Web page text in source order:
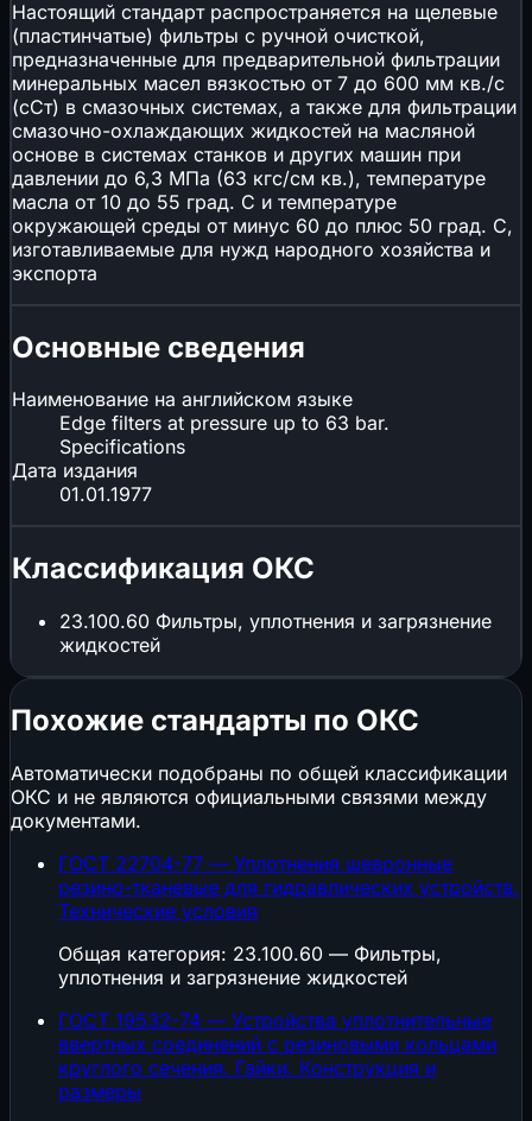
Настоящий стандарт распространяется на щелевые
(пластинчатые) фильтры с ручной очисткой,
предназначенные для предварительной фильтрации
минеральных масел вязкостью от 7 до 600 мм кв./с
(сСт) в смазочных системах, а также для фильтрации
смазочно-охлаждающих жидкостей на масляной
основе в системах станков и других машин при
давлении до 6,3 МПа (63 кгс/см кв.), температуре
масла от 10 до 55 град. С и температуре
окружающей среды от минус 60 до плюс 50 град. С,
изготавливаемые для нужд народного хозяйства и
экспорта
Основные сведения
Наименование на английском языке
Edge filters at pressure up to 63 bar.
Specifications
Дата издания
01.01.1977
Классификация ОКС
23.100.60 Фильтры, уплотнения и загрязнение
жидкостей
Похожие стандарты по ОКС
Автоматически подобраны по общей классификации
ОКС и не являются официальными связями между
документами.
ГОСТ 22704-77 — Уплотнения шевронные
резино-тканевые для гидравлических устройств.
Технические условия
Общая категория: 23.100.60 — Фильтры,
уплотнения и загрязнение жидкостей
ГОСТ 19532-74 — Устройства уплотнительные
ввертных соединений с резиновыми кольцами
круглого сечения. Гайки. Конструкция и
размеры